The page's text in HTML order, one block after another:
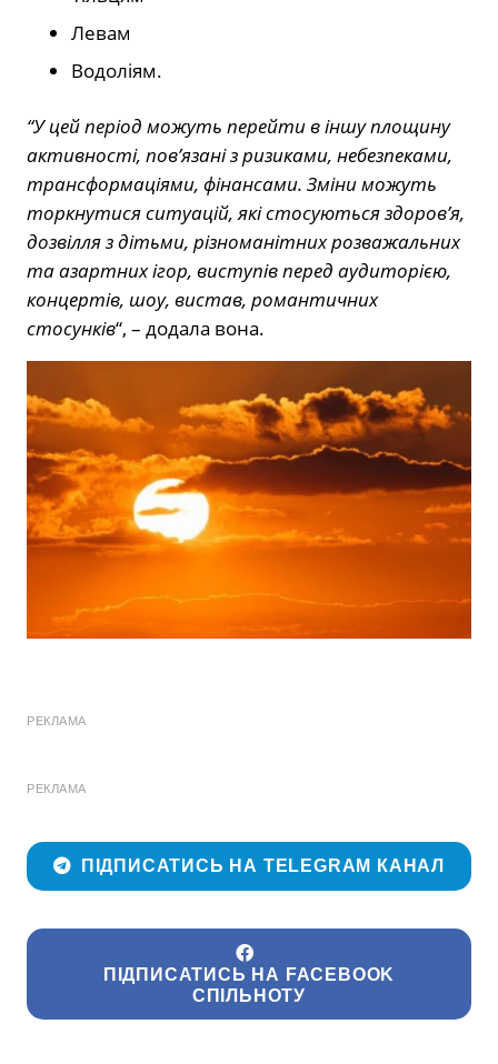
Левам
Водоліям.
“У цей період можуть перейти в іншу площину
активності, пов’язані з ризиками, небезпеками,
трансформаціями, фінансами. Зміни можуть
торкнутися ситуацій, які стосуються здоров’я,
дозвілля з дітьми, різноманітних розважальних
та азартних ігор, виступів перед аудиторією,
концертів, шоу, вистав, романтичних
стосунків“, – додала вона.
РЕКЛАМА
РЕКЛАМА
ПІДПИСАТИСЬ НА TELEGRAM КАНАЛ
ПІДПИСАТИСЬ НА FACEBOOK
СПІЛЬНОТУ